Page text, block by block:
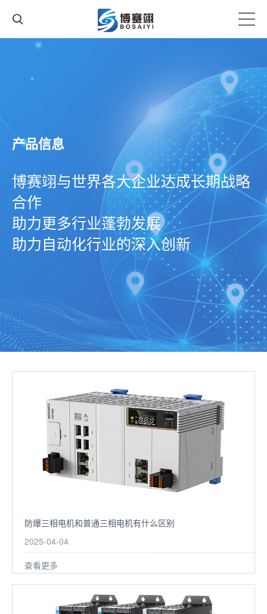
产品信息
博赛翊与世界各大企业达成长期战略
合作
助力更多行业蓬勃发展
助力自动化行业的深入创新
防爆三相电机和普通三相电机有什么区别
2025-04-04
查看更多